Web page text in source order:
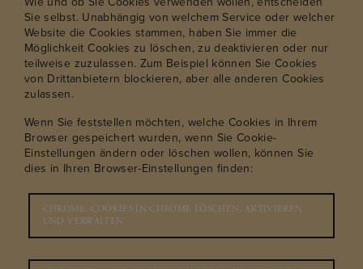
Sie selbst. Unabhängig von welchem Service oder welcher
Website die Cookies stammen, haben Sie immer die
Möglichkeit Cookies zu löschen, zu deaktivieren oder nur
teilweise zuzulassen. Zum Beispiel können Sie Cookies
von Drittanbietern blockieren, aber alle anderen Cookies
zulassen.
Wenn Sie feststellen möchten, welche Cookies in Ihrem
Browser gespeichert wurden, wenn Sie Cookie-
Einstellungen ändern oder löschen wollen, können Sie
dies in Ihren Browser-Einstellungen finden:
CHROME: COOKIES IN CHROME LÖSCHEN, AKTIVIEREN
UND VERWALTEN